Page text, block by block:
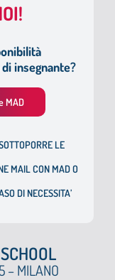
insegnante?
MAD
LE
MAIL CON MAD O
DI NECESSITA’
– MILANO